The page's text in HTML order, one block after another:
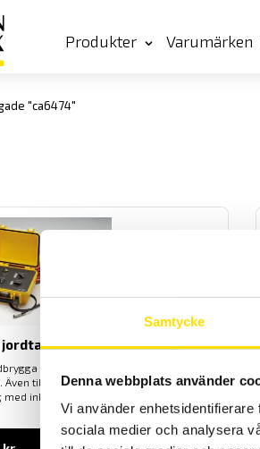
Samtycke
Denna webbplats använder
Vi använder
sociala medier och analysera
Produkter Varumärken
"ca6474"
CA6472 & CA6474
CA6472 som mäter enligt
Även tillbehör till CA6474 adapter för
med inkopplad luftjord.